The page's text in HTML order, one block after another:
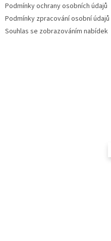
Podmínky ochrany osobních údajů
Podmínky zpracování osobní údajů
Souhlas se zobrazováním nabídek